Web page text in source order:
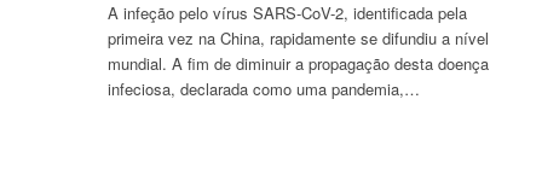
A infeção pelo vírus SARS-CoV-2, identificada pela
primeira vez na China, rapidamente se difundiu a nível
mundial. A fim de diminuir a propagação desta doença
infeciosa, declarada como uma pandemia,…